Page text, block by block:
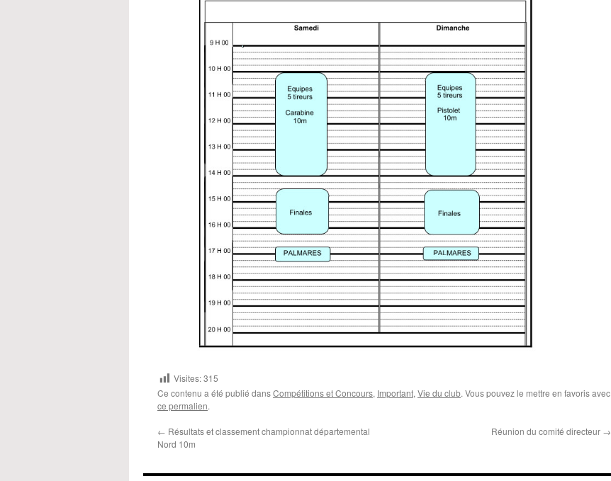
Visites:315
Ce contenu a été publié dansCompétitions et Concours, Important, Vie du club. Vous pouvez le mettre en favoris avec
ce permalien.
← Résultats et classement championnat départemental
Nord 10m
Réunion du comité directeur →